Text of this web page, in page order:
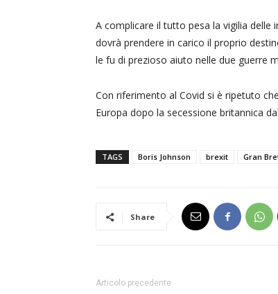
A complicare il tutto pesa la vigilia delle
dovrà prendere in carico il proprio
le fu di prezioso aiuto nelle due guerre
Con riferimento al Covid si è ripetuto
Europa dopo la secessione britannica
TAGS Boris Johnson brexit Gran
Share
Articolo precedente